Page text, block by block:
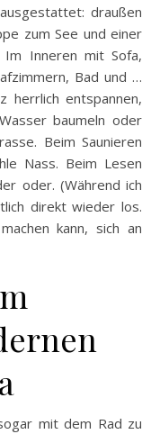
draußen
zum See und einer
Inneren mit Sofa,
Bad und …
herrlich entspannen,
baumeln oder
Beim Saunieren
Nass. Beim Lesen
oder. (Während ich
direkt wieder los.
kann, sich an
mit dem Rad zu